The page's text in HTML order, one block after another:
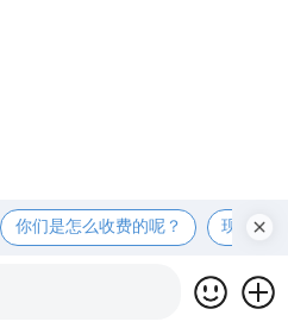
你们是怎么收费的呢？ 现在有